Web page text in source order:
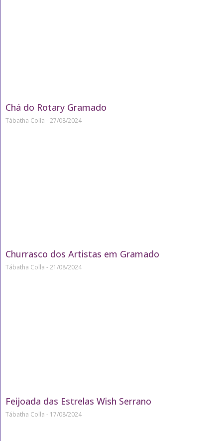
Chá do Rotary Gramado
Tábatha Colla 27/08/2024
Churrasco dos Artistas em Gramado
Tábatha Colla 21/08/2024
Feijoada das Estrelas Wish Serrano
Tábatha Colla 17/08/2024